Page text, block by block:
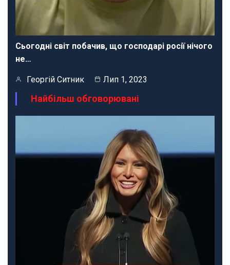
Сьогодні світ побачив, що господарі росії нічого
не…
Георгій Ситник Лип 1, 2023
Найбільш обговорювані